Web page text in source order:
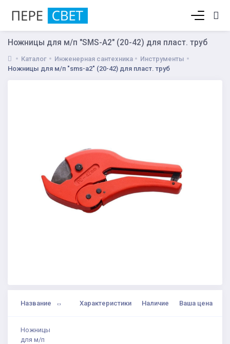
Ножницы для м/п "SMS-A2" (20-42) для пласт. труб
Каталог Инженерная сантехника
Инструменты
Ножницы для м/п "sms-a2" (20-42) для пласт. труб
Название Характеристики Наличие Ваша цена
Ножницы
для м/п